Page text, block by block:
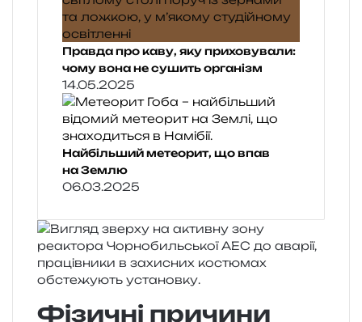
Правда про каву, яку приховували:
чому вона не сушить організм
14.05.2025
Найбільший метеорит, що впав
на Землю
06.03.2025
Фізичні причини